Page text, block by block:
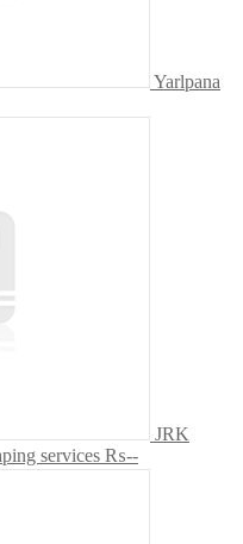
Yarlpana
JRK
services ₨--